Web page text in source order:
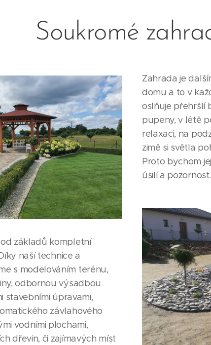
Soukromé
základů kompletní
naší technice a
s modelováním terénu,
odbornou výsadbou
stavebními úpravami,
závlahového
vodními plochami,
dřevin, či zajímavých míst
Zahrada je
domu a to v
oslňuje přehršlí
pupeny, v létě
relaxaci, na
zimě si světla
Proto bychom
úsilí a pozornost.